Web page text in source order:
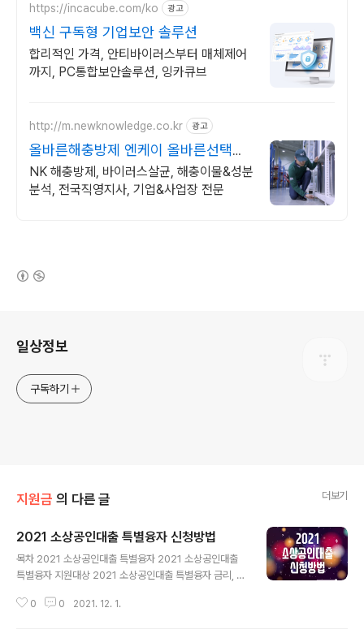
https://incacube.com/ko 광고
백신 구독형 기업보안 솔루션
합리적인 가격, 안티바이러스부터 매체제어
까지, PC통합보안솔루션, 잉카큐브
http://m.newknowledge.co.kr 광고
올바른해충방제 엔케이 올바른선택이
결과를바꿉니다!
NK 해충방제, 바이러스살균, 해충이물&성분
분석, 전국직영지사, 기업&사업장 전문
일상정보
구독하기
지원금 의 다른 글 더보기
2021 소상공인대출 특별융자 신청방법
목차 2021 소상공인대출 특별융자 2021 소상공인대출
특별융자 지원대상 2021 소상공인대출 특별융자 금리, 방
정책자금 바로가기 2021 소상공인대출 특별융자 2021
0 0 2021. 12. 1.